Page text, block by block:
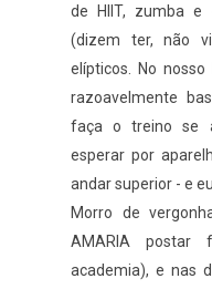
de HIIT, zumba e
(dizem ter, não
elípticos. No
razoavelmente
faça o treino se
esperar por
andar superior - e
Morro de
AMARIA postar
academia), e nas